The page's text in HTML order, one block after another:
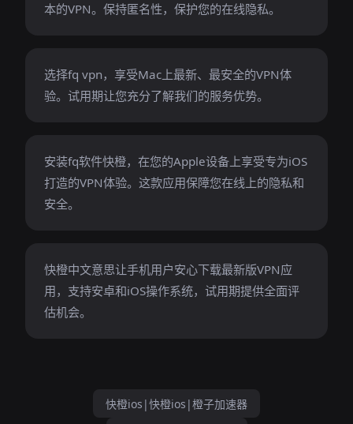
本的VPN。保持匿名性，保护您的在线隐私。
选择fq vpn，享受Mac上最新、最安全的VPN体
验。试用期让您充分了解我们的服务优势。
安装fq软件快橙，在您的Apple设备上享受专为iOS
打造的VPN体验。这款应用保障您在线上的隐私和
安全。
快橙中文意思让手机用户安心下载最新版VPN应
用，支持安卓和iOS操作系统，试用期提供全面评
估机会。
快橙ios|快橙ios|橙子加速器